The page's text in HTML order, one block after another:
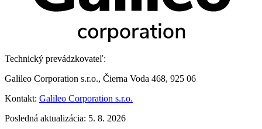
Technický prevádzkovateľ:
Galileo Corporation s.r.o., Čierna Voda 468, 925 06
Kontakt: Galileo Corporation s.r.o.
Posledná aktualizácia: 5. 8. 2026